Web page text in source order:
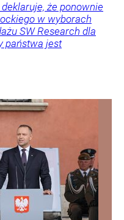
że ponownie
w wyborach
SW Research dla
państwa jest